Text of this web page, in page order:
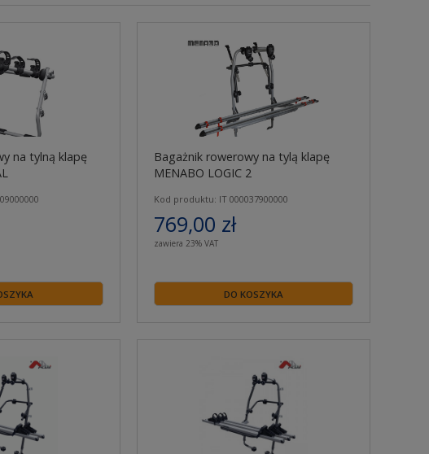
na tylną klapę
Bagażnik rowerowy na tylą klapę
MENABO LOGIC 2
Kod produktu: IT 000037900000
769,00 zł
zawiera 23% VAT
DO KOSZYKA